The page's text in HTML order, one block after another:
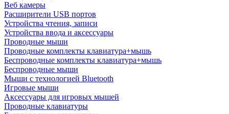
Веб камеры
Расширители USB портов
Устройства чтения, записи
Устройства ввода и аксессуары
Проводные мыши
Проводные комплекты клавиатура+мышь
Беспроводные комплекты клавиатура+мышь
Беспроводные мыши
Мыши с технологией Bluetooth
Игровые мыши
Аксессуары для игровых мышей
Проводные клавиатуры